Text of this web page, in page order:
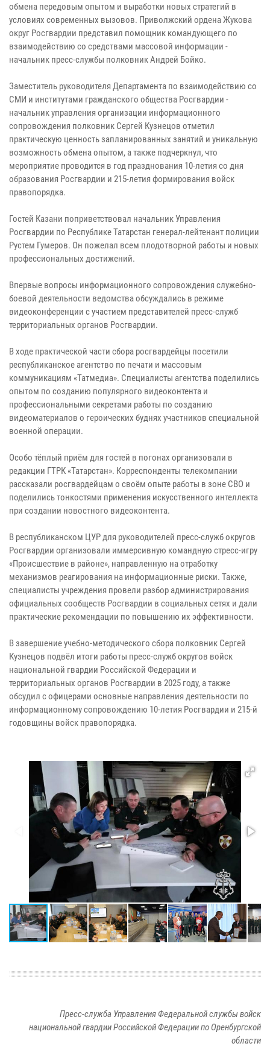
обмена передовым опытом и выработки новых стратегий в
условиях современных вызовов. Приволжский ордена Жукова
округ Росгвардии представил помощник командующего по
взаимодействию со средствами массовой информации -
начальник пресс-службы полковник Андрей Бойко.
Заместитель руководителя Департамента по взаимодействию со
СМИ и институтами гражданского общества Росгвардии -
начальник управления организации информационного
сопровождения полковник Сергей Кузнецов отметил
практическую ценность запланированных занятий и уникальную
возможность обмена опытом, а также подчеркнул, что
мероприятие проводится в год празднования 10-летия со дня
образования Росгвардии и 215-летия формирования войск
правопорядка.
Гостей Казани поприветствовал начальник Управления
Росгвардии по Республике Татарстан генерал-лейтенант полиции
Рустем Гумеров. Он пожелал всем плодотворной работы и новых
профессиональных достижений.
Впервые вопросы информационного сопровождения служебно-
боевой деятельности ведомства обсуждались в режиме
видеоконференции с участием представителей пресс-служб
территориальных органов Росгвардии.
В ходе практической части сбора росгвардейцы посетили
республиканское агентство по печати и массовым
коммуникациям «Татмедиа». Специалисты агентства поделились
опытом по созданию популярного видеоконтента и
профессиональными секретами работы по созданию
видеоматериалов о героических буднях участников специальной
военной операции.
Особо тёплый приём для гостей в погонах организовали в
редакции ГТРК «Татарстан». Корреспонденты телекомпании
рассказали росгвардейцам о своём опыте работы в зоне СВО и
поделились тонкостями применения искусственного интеллекта
при создании новостного видеоконтента.
В республиканском ЦУР для руководителей пресс-служб округов
Росгвардии организовали иммерсивную командную стресс-игру
«Происшествие в районе», направленную на отработку
механизмов реагирования на информационные риски. Также,
специалисты учреждения провели разбор администрирования
официальных сообществ Росгвардии в социальных сетях и дали
практические рекомендации по повышению их эффективности.
В завершение учебно-методического сбора полковник Сергей
Кузнецов подвёл итоги работы пресс-служб округов войск
национальной гвардии Российской Федерации и
территориальных органов Росгвардии в 2025 году, а также
обсудил с офицерами основные направления деятельности по
информационному сопровождению 10-летия Росгвардии и 215-й
годовщины войск правопорядка.
Пресс-служба Управления Федеральной службы войск
национальной гвардии Российской Федерации по Оренбургской
области